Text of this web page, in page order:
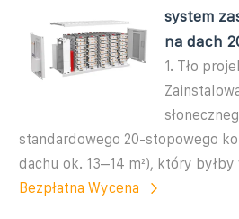
system
na dach
1. Tło
standardowego 20-stopowego
dachu ok. 13–14 m²), który
Bezpłatna Wycena